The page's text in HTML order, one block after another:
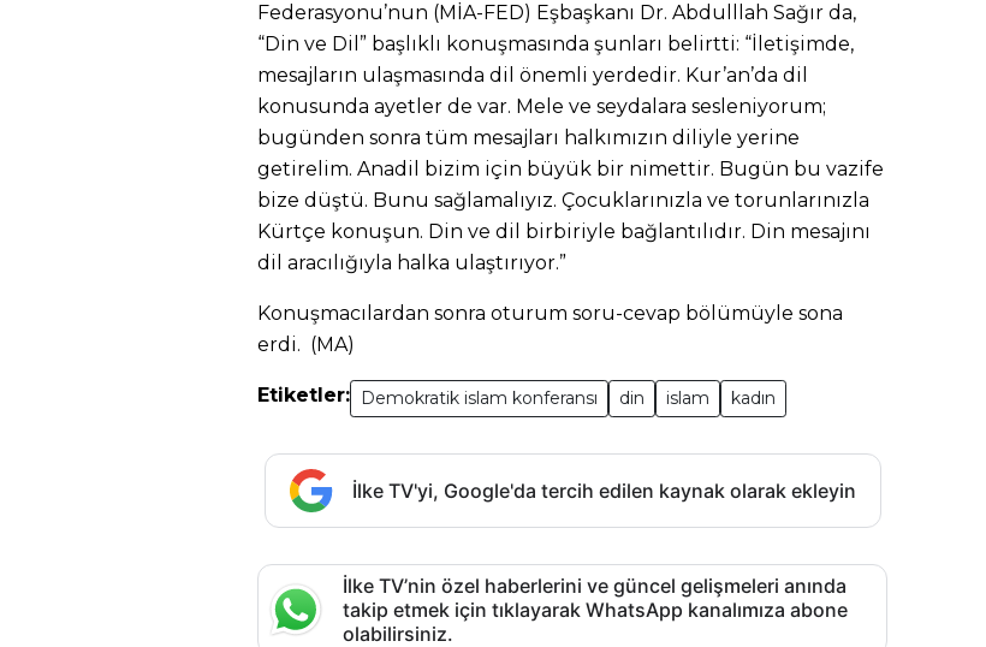
Federasyonu’nun (MİA-FED) Eşbaşkanı Dr. Abdulllah Sağır da,
“Din ve Dil” başlıklı konuşmasında şunları belirtti: “İletişimde,
mesajların ulaşmasında dil önemli yerdedir. Kur’an’da dil
konusunda ayetler de var. Mele ve seydalara sesleniyorum;
bugünden sonra tüm mesajları halkımızın diliyle yerine
getirelim. Anadil bizim için büyük bir nimettir. Bugün bu vazife
bize düştü. Bunu sağlamalıyız. Çocuklarınızla ve torunlarınızla
Kürtçe konuşun. Din ve dil birbiriyle bağlantılıdır. Din mesajını
dil aracılığıyla halka ulaştırıyor.”
Konuşmacılardan sonra oturum soru-cevap bölümüyle sona
erdi. (MA)
Etiketler: Demokratik islam konferansı din islam kadın
İlke TV'yi, Google'da tercih edilen kaynak olarak ekleyin
İlke TV’nin özel haberlerini ve güncel gelişmeleri anında
takip etmek için tıklayarak WhatsApp kanalımıza abone
olabilirsiniz.